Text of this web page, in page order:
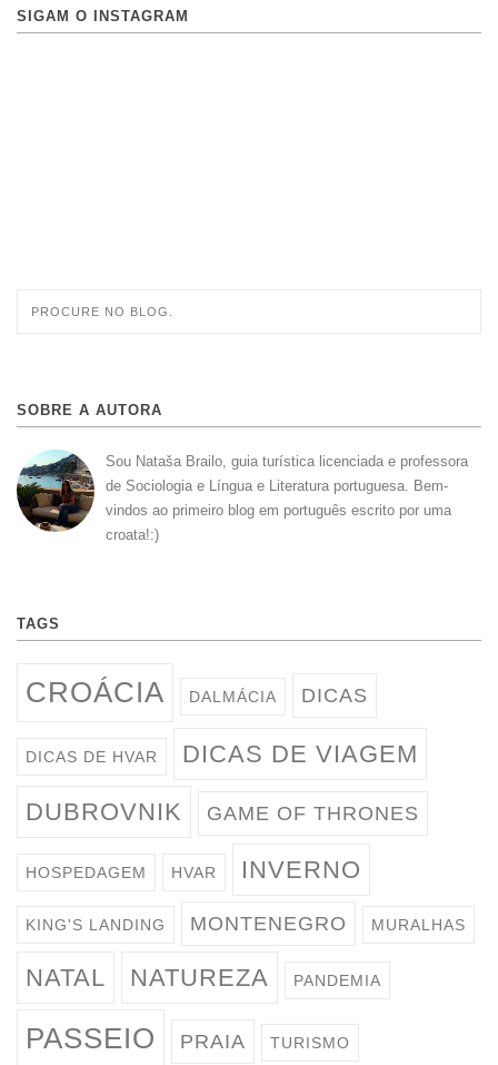
SIGAM O INSTAGRAM
SOBRE A AUTORA
Sou Nataša Brailo, guia turística licenciada e professora
de Sociologia e Língua e Literatura portuguesa. Bem-
vindos ao primeiro blog em português escrito por uma
croata!:)
TAGS
CROÁCIA DALMÁCIA DICAS
DICAS DE HVAR DICAS DE VIAGEM
DUBROVNIK GAME OF THRONES
HOSPEDAGEM HVAR INVERNO
KING'S LANDING MONTENEGRO MURALHAS
NATAL NATUREZA PANDEMIA
PASSEIO PRAIA TURISMO